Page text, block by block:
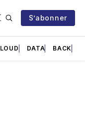
S’abonner
DATA BACK